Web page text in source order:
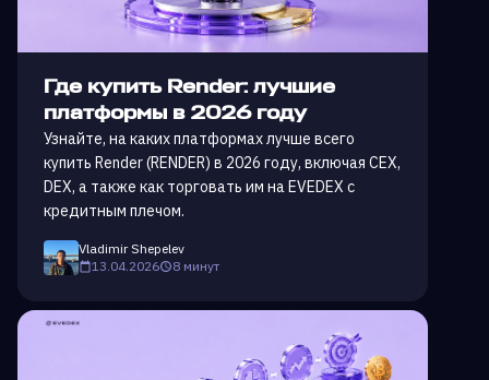
Где купить Render: лучшие
платформы в 2026 году
Узнайте, на каких платформах лучше всего
купить Render (RENDER) в 2026 году, включая CEX,
DEX, а также как торговать им на EVEDEX с
кредитным плечом.
Vladimir Shepelev
13.04.2026
8 минут